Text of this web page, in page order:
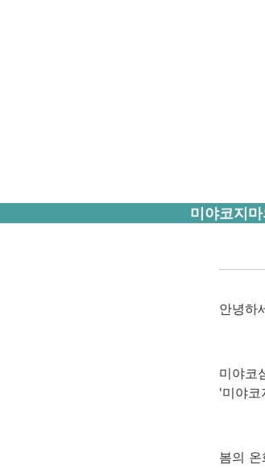
미야코지
안녕하
미야코
'미야코
봄의